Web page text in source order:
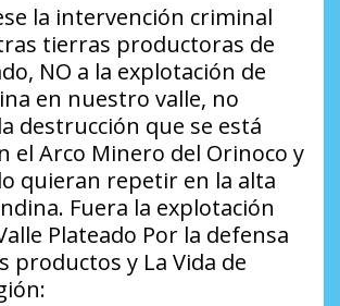
la intervención criminal
tierras productoras de
NO a la explotación de
en nuestro valle, no
destrucción que se está
el Arco Minero del Orinoco y
quieran repetir en la alta
Fuera la explotación
Plateado Por la defensa
productos y La Vida de